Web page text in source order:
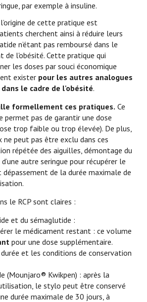
par exemple à insuline.
de cette pratique est
cherchent ainsi à réduire leurs
n’étant pas remboursé dans le
de l'obésité. Cette pratique qui
les doses par souci économique
exister pour les autres analogues
le cadre de l'obésité.
formellement ces pratiques. Ce
permet pas de garantir une dose
trop faible ou trop élevée). De plus,
ne peut pas être exclu dans ces
répétée des aiguilles, démontage du
autre seringue pour récupérer le
de la durée maximale de
le RCP sont claires :
et du sémaglutide :
le médicament restant : ce volume
pour une dose supplémentaire.
et les conditions de conservation
(Mounjaro® Kwikpen) : après la
le stylo peut être conservé
durée maximale de 30 jours, à